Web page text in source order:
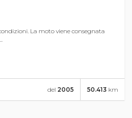
La moto viene consegnata
50.413 km
del 2005